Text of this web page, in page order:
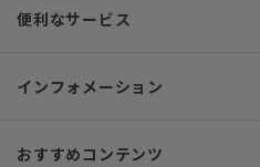
便利なサービス
インフォメーション
おすすめコンテンツ